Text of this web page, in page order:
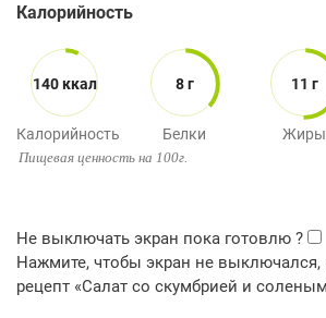
Калорийность
140 ккал
Калорийность
8 г
Белки
11 г
Жиры
Пищевая ценность на 100г.